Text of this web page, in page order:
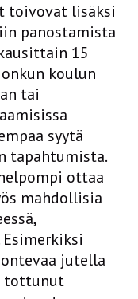
toivovat lisäksi
panostamista
15
koulun
tai
syytä
tapahtumista.
ottaa
mahdollisia
jutella
tottunut